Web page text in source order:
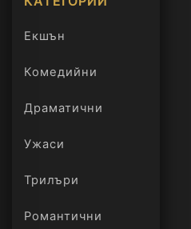
Екшън
Комедийни
Драматични
Ужаси
Трилъри
онлайн
Романтични